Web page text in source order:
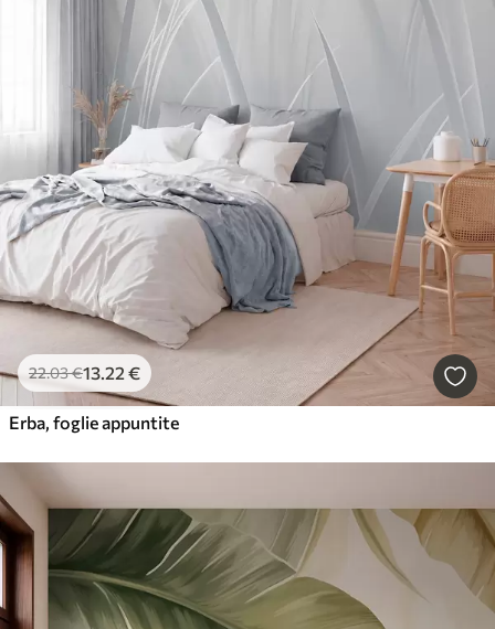
22.03€13.22 €
Erba, foglie appuntite